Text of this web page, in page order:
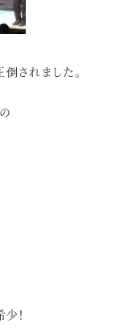
されました。
！